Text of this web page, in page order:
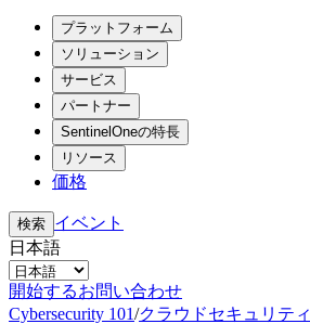
プラットフォーム
ソリューション
サービス
パートナー
SentinelOneの特長
リソース
価格
検索 イベント
日本語
開始するお問い合わせ
Cybersecurity 101/クラウドセキュリティ